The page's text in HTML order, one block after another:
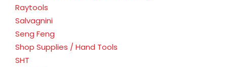
Raytools
Salvagnini
Seng Feng
Shop Supplies / Hand Tools
SHT